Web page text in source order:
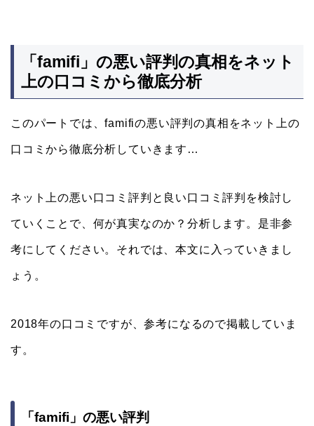
「famifi」の悪い評判の真相をネット
上の口コミから徹底分析
このパートでは、famifiの悪い評判の真相をネット上の
口コミから徹底分析していきます…
ネット上の悪い口コミ評判と良い口コミ評判を検討し
ていくことで、何が真実なのか？分析します。是非参
考にしてください。それでは、本文に入っていきまし
ょう。
2018年の口コミですが、参考になるので掲載していま
す。
「famifi」の悪い評判